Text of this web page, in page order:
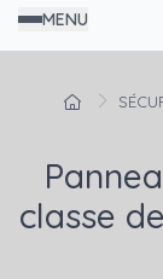
MENU
classe